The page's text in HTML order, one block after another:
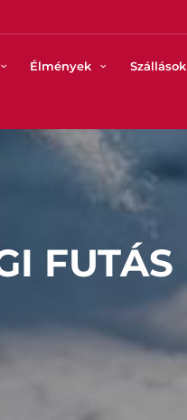
Élmények Szállások
FUTÁS